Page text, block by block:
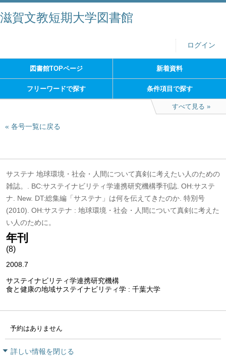
滋賀文教短期大学図書館
ログイン
図書館TOPページ 新着資料
フリーワードで探す 条件項目で探す
すべて見る
各号一覧に戻る
サステナ 地球環境・社会・人間について真剣に考えたい人のための
雑誌。. BC:サステイナビリティ学連携研究機構季刊誌. OH:サステ
ナ. New. DT:総集編「サステナ」は何を伝えてきたのか. 特別号
(2010). OH:サステナ : 地球環境・社会・人間について真剣に考えた
い人のために。
年刊
(8)
2008.7
サステイナビリティ学連携研究機構
食と健康の地域サステイナビリティ学 : 千葉大学
予約はありません
詳しい情報を閉じる